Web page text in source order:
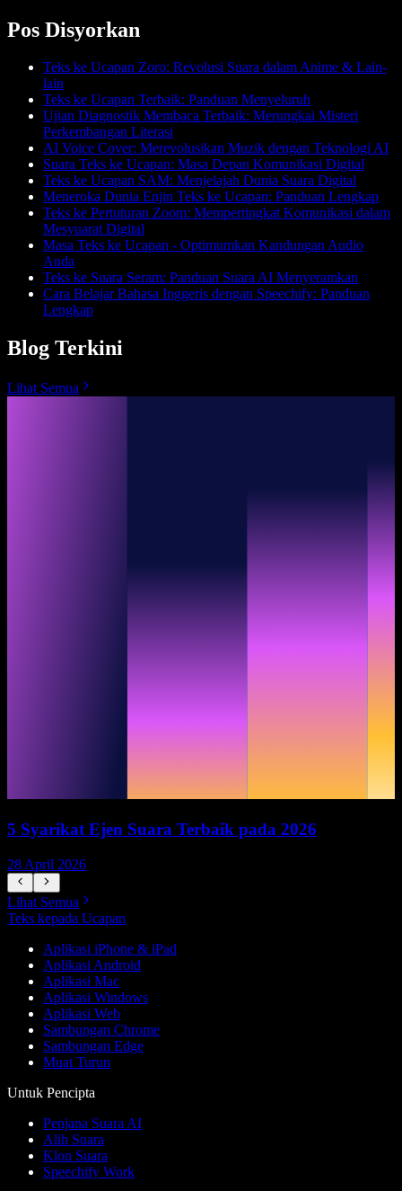
Pos Disyorkan
Teks ke Ucapan Zoro: Revolusi Suara dalam Anime & Lain-
lain
Teks ke Ucapan Terbaik: Panduan Menyeluruh
Ujian Diagnostik Membaca Terbaik: Merungkai Misteri
Perkembangan Literasi
AI Voice Cover: Merevolusikan Muzik dengan Teknologi AI
Suara Teks ke Ucapan: Masa Depan Komunikasi Digital
Teks ke Ucapan SAM: Menjelajah Dunia Suara Digital
Meneroka Dunia Enjin Teks ke Ucapan: Panduan Lengkap
Teks ke Pertuturan Zoom: Mempertingkat Komunikasi dalam
Mesyuarat Digital
Masa Teks ke Ucapan - Optimumkan Kandungan Audio
Anda
Teks ke Suara Seram: Panduan Suara AI Menyeramkan
Cara Belajar Bahasa Inggeris dengan Speechify: Panduan
Lengkap
Blog Terkini
Lihat Semua
5 Syarikat Ejen Suara Terbaik pada 2026
28 April 2026
Lihat Semua
Teks kepada Ucapan
Aplikasi iPhone & iPad
Aplikasi Android
Aplikasi Mac
Aplikasi Windows
Aplikasi Web
Sambungan Chrome
Sambungan Edge
Muat Turun
Untuk Pencipta
Penjana Suara AI
Alih Suara
Klon Suara
Speechify Work